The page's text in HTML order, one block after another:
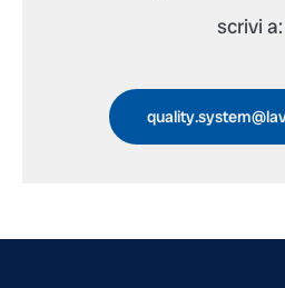
scrivi a: